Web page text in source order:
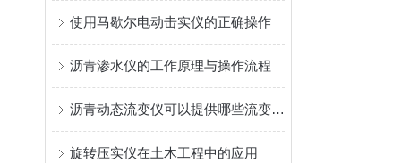
使用马歇尔电动击实仪的正确操作
沥青渗水仪的工作原理与操作流程
沥青动态流变仪可以提供哪些流变学参数？
旋转压实仪在土木工程中的应用